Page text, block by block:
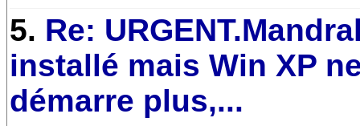
5. Re:
installé mais Win XP
démarre plus,...